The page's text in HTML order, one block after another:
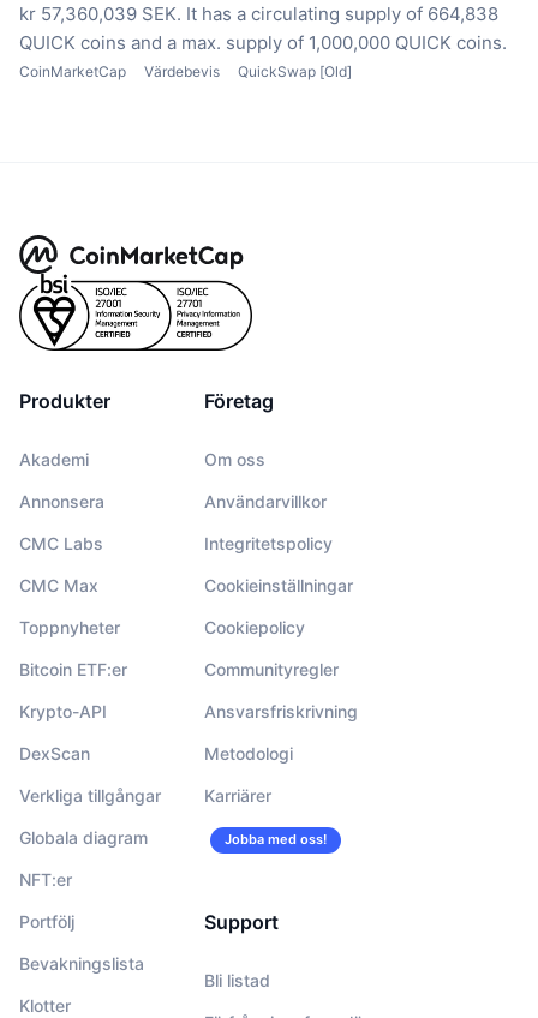
kr 57,360,039 SEK. It has a circulating supply of 664,838
QUICK coins and a max. supply of 1,000,000 QUICK coins.
CoinMarketCap Värdebevis QuickSwap [Old]
Produkter
Akademi
Annonsera
CMC Labs
CMC Max
Toppnyheter
Bitcoin ETF:er
Krypto-API
DexScan
Verkliga tillgångar
Globala diagram
NFT:er
Portfölj
Bevakningslista
Klotter
Företag
Om oss
Användarvillkor
Integritetspolicy
Cookieinställningar
Cookiepolicy
Communityregler
Ansvarsfriskrivning
Metodologi
Karriärer
Jobba med oss!
Support
Bli listad